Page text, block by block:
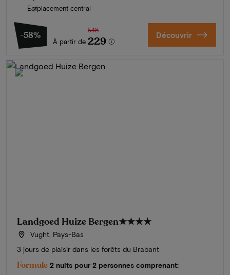
Emplacement central
-58%
À partir de
548
229 Découvrir
Landgoed Huize Bergen★★★★
Vught, Pays-Bas
3 jours de plaisir dans les forêts du Brabant
Formule 2 nuits pour 2 personnes comprenant: